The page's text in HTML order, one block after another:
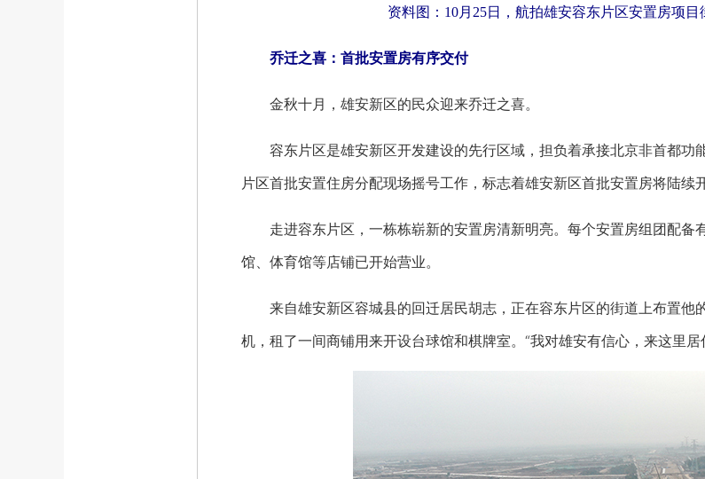
资料图：10月25日，航拍雄安容东片区安置房项
乔迁之喜：首批安置房有序交付
金秋十月，雄安新区的民众迎来乔迁之喜。
容东片区是雄安新区开发建设的先行区域，担负着承接北京非首都功
片区首批安置住房分配现场摇号工作，标志着雄安新区首批安置房将陆续
走进容东片区，一栋栋崭新的安置房清新明亮。每个安置房组团配备
馆、体育馆等店铺已开始营业。
来自雄安新区容城县的回迁居民胡志，正在容东片区的街道上布置他
机，租了一间商铺用来开设台球馆和棋牌室。“我对雄安有信心，来这里居